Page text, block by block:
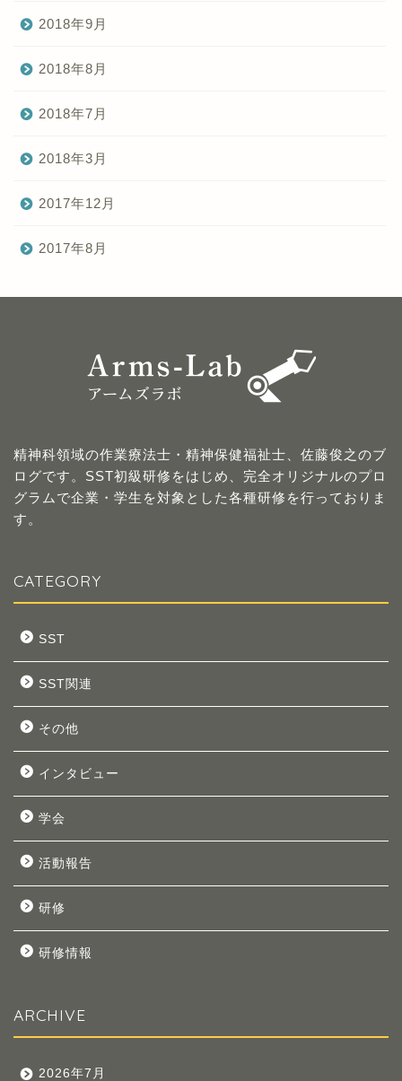
2018年9月
2018年8月
2018年7月
2018年3月
2017年12月
2017年8月
精神科領域の作業療法士・精神保健福祉士、佐藤俊之のブ
ログです。SST初級研修をはじめ、完全オリジナルのプロ
グラムで企業・学生を対象とした各種研修を行っておりま
す。
CATEGORY
SST
SST関連
その他
インタビュー
学会
活動報告
研修
研修情報
ARCHIVE
2026年7月